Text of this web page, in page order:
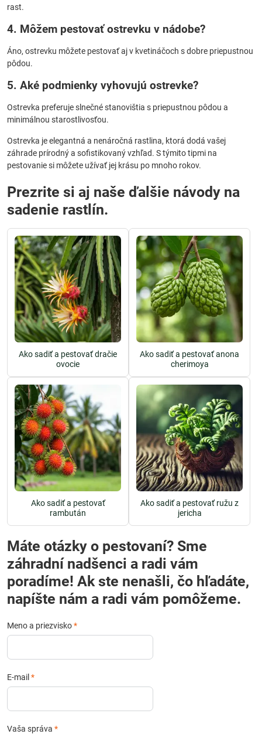
rast.
4. Môžem pestovať ostrevku v nádobe?
Áno, ostrevku môžete pestovať aj v kvetináčoch s dobre priepustnou
pôdou.
5. Aké podmienky vyhovujú ostrevke?
Ostrevka preferuje slnečné stanovištia s priepustnou pôdou a
minimálnou starostlivosťou.
Ostrevka je elegantná a nenáročná rastlina, ktorá dodá vašej
záhrade prírodný a sofistikovaný vzhľad. S týmito tipmi na
pestovanie si môžete užívať jej krásu po mnoho rokov.
Prezrite si aj naše ďalšie návody na
sadenie rastlín.
Ako sadiť a pestovať dračie
ovocie
Ako sadiť a pestovať anona
cherimoya
Ako sadiť a pestovať
rambután
Ako sadiť a pestovať ružu z
jericha
Máte otázky o pestovaní? Sme
záhradní nadšenci a radi vám
poradíme! Ak ste nenašli, čo hľadáte,
napíšte nám a radi vám pomôžeme.
Meno a priezvisko*
E-mail *
Vaša správa *